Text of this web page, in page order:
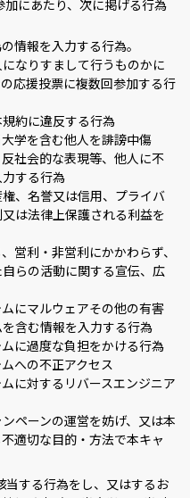
にあたり、次に掲げる行為
情報を入力する行為。
なりすまして行うものかに
応援投票に複数回参加する行
約に違反する行為
学を含む他人を誹謗中傷
社会的な表現等、他人に不
する行為
、名誉又は信用、プライバ
は法律上保護される利益を
営利・非営利にかかわらず、
らの活動に関する宣伝、広
にマルウェアその他の有害
含む情報を入力する行為
に過度な負担をかける行為
への不正アクセス
に対するリバースエンジニア
ペーンの運営を妨げ、又は本
適切な目的・方法で本キャ
する行為をし、又はするお